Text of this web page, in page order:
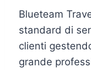
Blueteam
standard di
clienti
grande